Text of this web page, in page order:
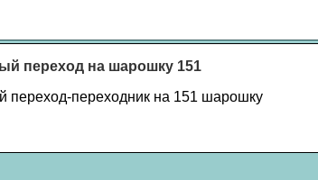
переход на шарошку 151
переход-переходник на 151 шарошку